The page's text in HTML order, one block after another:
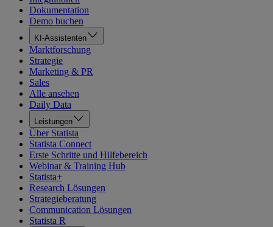
Dokumentation
Demo buchen
KI-Assistenten
Marktforschung
Strategie
Marketing & PR
Sales
Alle ansehen
Daily Data
Leistungen
Über Statista
Statista Connect
Erste Schritte und Hilfebereich
Webinar & Training Hub
Statista+
Research Lösungen
Strategieberatung
Communication Lösungen
Statista R